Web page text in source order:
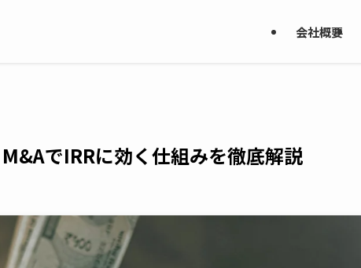
会社概要
でIRRに効く仕組みを徹底解説